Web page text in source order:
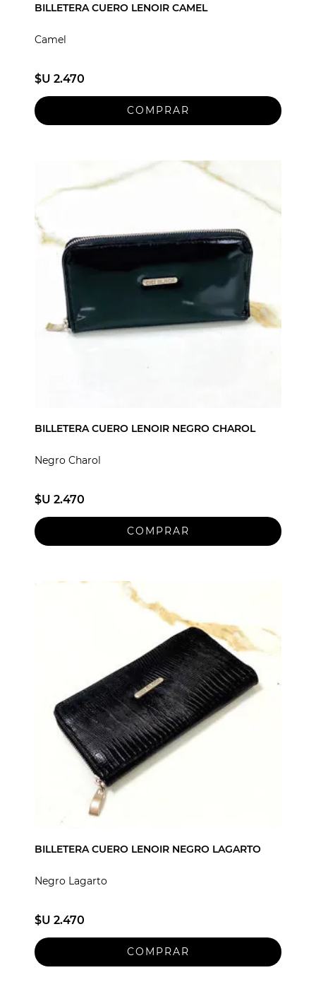
BILLETERA CUERO LENOIR CAMEL
Camel
$U 2.470
BILLETERA CUERO LENOIR NEGRO CHAROL
Negro Charol
$U 2.470
BILLETERA CUERO LENOIR NEGRO LAGARTO
Negro Lagarto
$U 2.470